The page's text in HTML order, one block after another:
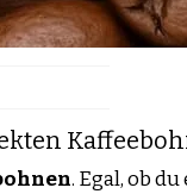
. Egal, ob